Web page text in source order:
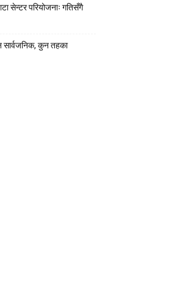
सेन्टर परियोजनाः गतिसँगै
सार्वजनिक, कुन तहका